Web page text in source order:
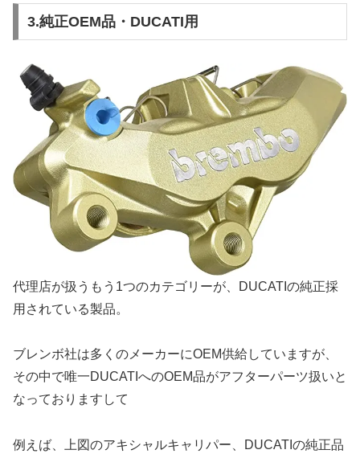
3.純正OEM品・DUCATI用
代理店が扱うもう1つのカテゴリーが、DUCATIの純正採
用されている製品。
ブレンボ社は多くのメーカーにOEM供給していますが、
その中で唯一DUCATIへのOEM品がアフターパーツ扱いと
なっておりますして
例えば、上図のアキシャルキャリパー、DUCATIの純正品